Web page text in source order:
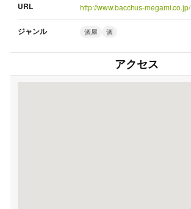
URL http://www.bacchus-megami.co.jp/
ジャンル 酒屋 酒
アクセス